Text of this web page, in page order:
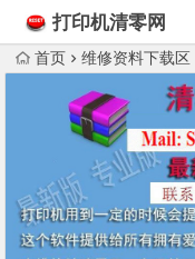
打印机清零网
首页 维修资料下载区